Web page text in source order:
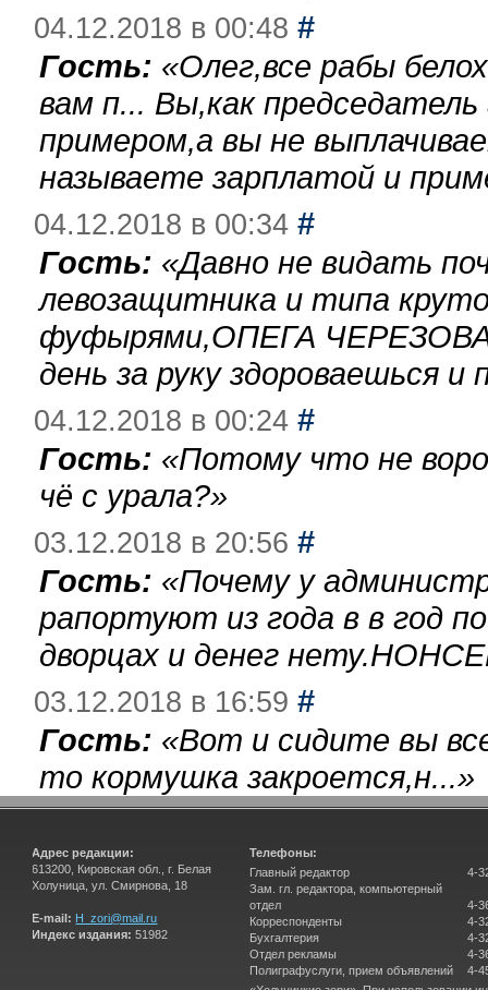
04.12.2018 в 00:48 #
Гость: «Олег,все рабы
вам п... Вы,как
примером,а вы не
называете зарплатой и
04.12.2018 в 00:34 #
Гость: «Давно не видать
левозащитника и типа
фуфырями,ОПЕГА
день за руку здороваешься
04.12.2018 в 00:24 #
Гость: «Потому что не
чё с урала?»
03.12.2018 в 20:56 #
Гость: «Почему у
рапортуют из года в в год
дворцах и денег
03.12.2018 в 16:59 #
Гость: «Вот и сидите вы
то кормушка закроется,н...»
Адрес редакции:
613200, Кировская обл., г. Белая
Холуница, ул. Смирнова, 18
E-mail: H_zori@mail.ru
Индекс издания: 51982
Телефоны:
Главный редактор
Зам. гл. редактора, компьютерный
отдел
Корреспонденты
Бухгалтерия
Отдел рекламы
Полиграфуслуги, прием объявлений
4-
4-
4-
4-
4-
4-